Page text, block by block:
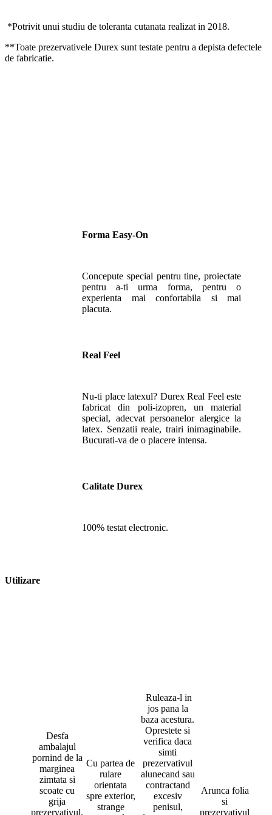
*Potrivit unui studiu de toleranta cutanata realizat in 2018.
**Toate prezervativele Durex sunt testate pentru a depista defectele
de fabricatie.
Forma Easy-On
Concepute special pentru tine, proiectate
pentru a-ti urma forma, pentru o
experienta mai confortabila si mai
placuta.
Real Feel
Nu-ti place latexul? Durex Real Feel este
fabricat din poli-izopren, un material
special, adecvat persoanelor alergice la
latex. Senzatii reale, trairi inimaginabile.
Bucurati-va de o placere intensa.
Calitate Durex
100% testat electronic.
Utilizare
Desfa
ambalajul
pornind de la
marginea
zimtata si
scoate cu
grija
prezervativul,
Cu partea de
rulare
orientata
spre exterior,
strange
Ruleaza-l in
jos pana la
baza acestura.
Oprestete si
verifica daca
simti
prezervativul
alunecand sau
contractand
excesiv
penisul,
Arunca folia
si
prezervativul